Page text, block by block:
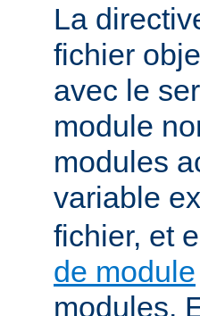
La
fichier
avec le
module
modules
variable
fichier, et
de module
modules.